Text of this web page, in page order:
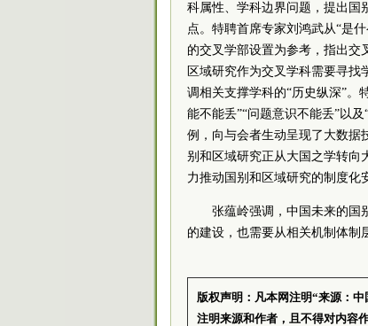
科属性、学科边界问题，提出国
点。 特聘首席专家刘鸿武从“是
的交叉学部设置为参考，指出交
区域研究作为交叉学科需要寻找
调相关支撑学科的“历史纵深”。
能不能丢”“问题意识不能丢”以
例，向与会者生动呈现了大数据
别和区域研究正从大国之学转向
力推动国别和区域研究的制度化
张蕴岭强调，中国未来的国
的建设，也需要从相关机制体制
版权声明：凡本网注明“来源：
注明来源和作者，且不得对内容